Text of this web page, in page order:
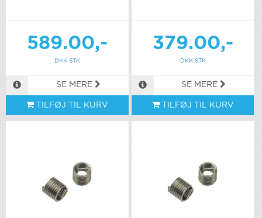
589.00,-
DKK STK
SE MERE
TILFØJ TIL KURV
379.00,-
DKK STK
SE MERE
TILFØJ TIL KURV